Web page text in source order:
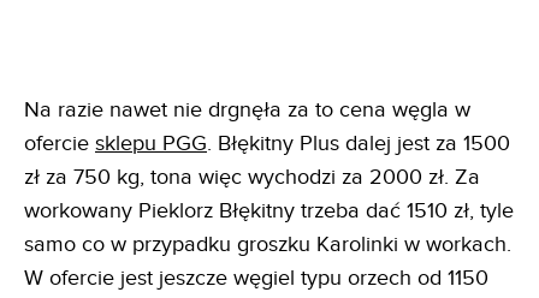
Na razie nawet nie drgnęła za to cena węgla w
ofercie sklepu PGG. Błękitny Plus dalej jest za 1500
zł za 750 kg, tona więc wychodzi za 2000 zł. Za
workowany Pieklorz Błękitny trzeba dać 1510 zł, tyle
samo co w przypadku groszku Karolinki w workach.
W ofercie jest jeszcze węgiel typu orzech od 1150